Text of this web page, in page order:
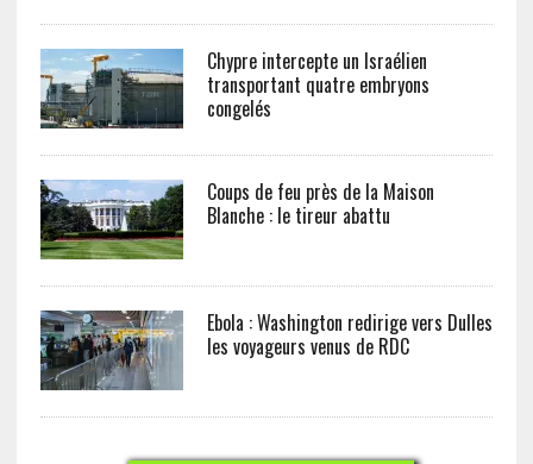
Chypre intercepte un Israélien
transportant quatre embryons
congelés
Coups de feu près de la Maison
Blanche : le tireur abattu
Ebola : Washington redirige vers Dulles
les voyageurs venus de RDC